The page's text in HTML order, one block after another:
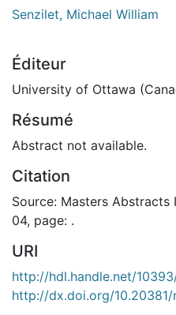
Senzilet, Michael William
Éditeur
University of Ottawa
Résumé
Abstract not available.
Citation
Source: Masters
04, page: .
URI
http://hdl.handle.net/
http://dx.doi.org/10.20381/